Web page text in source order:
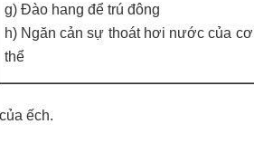
g) Đào hang để trú đông
h) Ngăn cản sự thoát hơi nước của cơ
thể
ếch.